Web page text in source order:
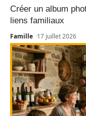
Créer un album
liens familiaux
Famille 17 juillet 2026